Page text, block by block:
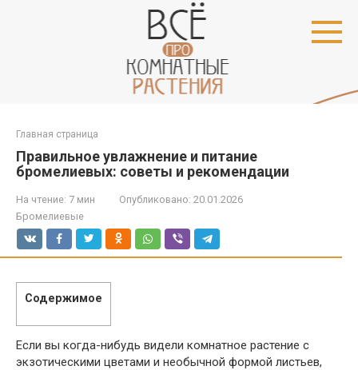
Главная страница
Правильное увлажнение и питание
бромелиевых: советы и рекомендации
На чтение: 7 мин Опубликовано: 20.01.2026
Бромелиевые
Содержимое
Если вы когда-нибудь видели комнатное растение с
экзотическими цветами и необычной формой листьев,